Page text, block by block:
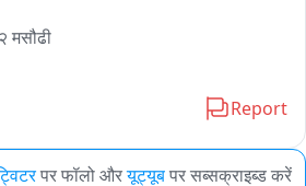
मसौढी
Report
पर फॉलो औरयूट्यूबपर सब्सक्राइब्ड करें